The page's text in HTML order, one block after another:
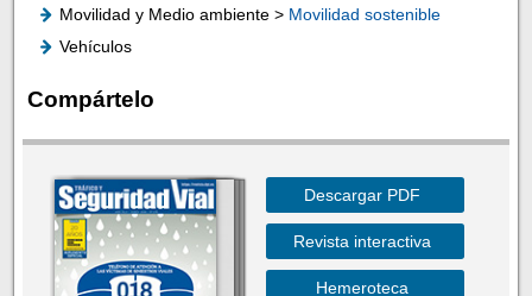
Movilidad y Medio ambiente > Movilidad sostenible
Vehículos
Compártelo
Descargar PDF
Revista interactiva
Hemeroteca